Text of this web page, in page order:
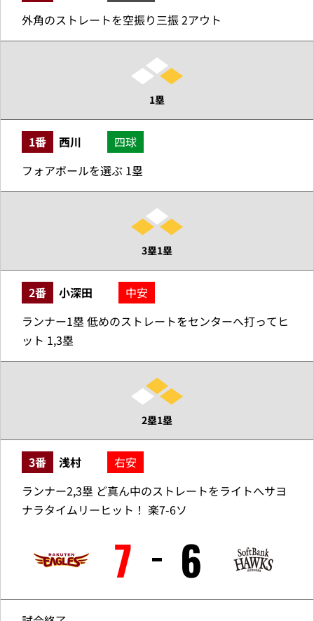
外角のストレートを空振り三振 2アウト
1塁
1番 西川
四球
フォアボールを選ぶ 1塁
3塁1塁
2番 小深田
中安
ランナー1塁 低めのストレートをセンターへ打ってヒ
ット 1,3塁
2塁1塁
3番 浅村
右安
ランナー2,3塁 ど真ん中のストレートをライトへサヨ
ナラタイムリーヒット！ 楽7-6ソ
7 6